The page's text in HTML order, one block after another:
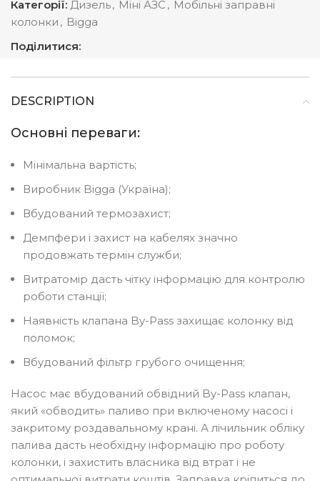
Категорії: Дизель, Міні АЗС , Мобільні заправні
колонки , Bigga
Поділитися:
DESCRIPTION
Основні переваги:
Мінімальна вартість;
Виробник Bigga (Україна);
Вбудований термозахист;
Демпфери і захист на кабелях значно
продовжать термін служби;
Витратомір дасть чітку інформацію для контролю
роботи станції;
Наявність клапана By-Pass захищає колонку від
поломок;
Вбудований фільтр грубого очищення;
Насос має вбудований обвідний By-Pass клапан,
який «обводить» паливо при включеному насосі і
закритому роздавальному крані. А лічильник обліку
палива дасть необхідну інформацію про роботу
колонки, і захистить власника від втрат і не